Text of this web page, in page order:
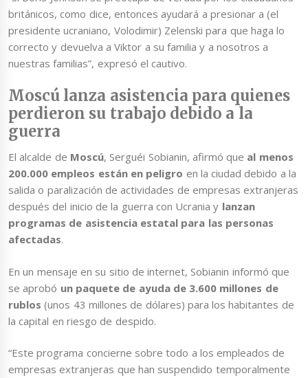
británicos, como dice, entonces ayudará a presionar a (el
presidente ucraniano, Volodimir) Zelenski para que haga lo
correcto y devuelva a Viktor a su familia y a nosotros a
nuestras familias”, expresó el cautivo.
Moscú lanza asistencia para quienes
perdieron su trabajo debido a la
guerra
El alcalde de Moscú, Serguéi Sobianin, afirmó que al menos
200.000 empleos están en peligro en la ciudad debido a la
salida o paralización de actividades de empresas extranjeras
después del inicio de la guerra con Ucrania y lanzan
programas de asistencia estatal para las personas
afectadas.
En un mensaje en su sitio de internet, Sobianin informó que
se aprobó un paquete de ayuda de 3.600 millones de
rublos (unos 43 millones de dólares) para los habitantes de
la capital en riesgo de despido.
“Este programa concierne sobre todo a los empleados de
empresas extranjeras que han suspendido temporalmente